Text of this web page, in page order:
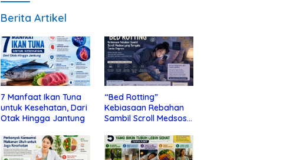
Berita Artikel
7 Manfaat Ikan Tuna
untuk Kesehatan, Dari
Otak Hingga Jantung
“Bed Rotting”
Kebiasaan Rebahan
Sambil Scroll Medsos
Depresi